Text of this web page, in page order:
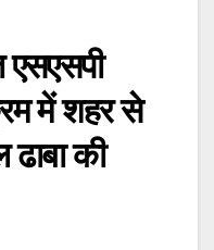
एसएसपी
में शहर से
की